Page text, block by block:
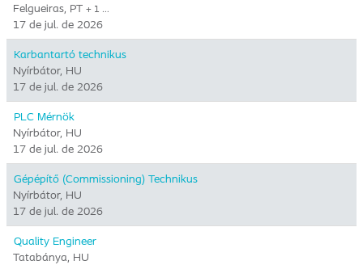
Felgueiras, PT + 1 …
17 de jul. de 2026
Karbantartó technikus
Nyírbátor, HU
17 de jul. de 2026
PLC Mérnök
Nyírbátor, HU
17 de jul. de 2026
Gépépítő (Commissioning) Technikus
Nyírbátor, HU
17 de jul. de 2026
Quality Engineer
Tatabánya, HU